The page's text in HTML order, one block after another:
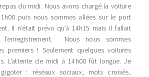
du midi. Nous avons chargé la voiture
puis nous sommes allées sur le port
Il n’était prévu qu’à 14h15 mais il fallait
Nous nous sommes
premiers ! Seulement quelques voitures
L’attente de midi à 14h00 fût longue. Je
: réseaux sociaux, mots croisés,